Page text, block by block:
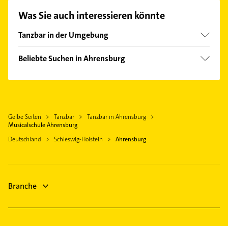
finden Sie alleKontaktdaten.
Was Sie auch interessieren könnte
Tanzbar in der Umgebung
Hamburg
Beliebte Suchen in Ahrensburg
Immobilien
Putzfrau
Bauunternehmen
Rechtsanwalt
Gelbe Seiten Tanzbar
Tanzbar in Ahrensburg
Musicalschule Ahrensburg
Deutschland
Schleswig-Holstein Ahrensburg
Branche